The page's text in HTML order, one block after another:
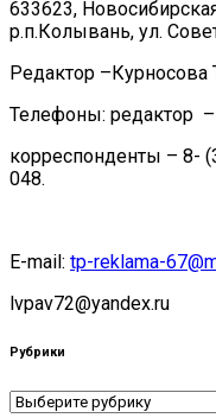
633623,
р.п.Колывань, ул.
Редактор –Курносова
Телефоны: редактор
корреспонденты – 8-
048.
E-mail: tp-reklama-
lvpav72@yandex.ru
Рубрики
Рубрики